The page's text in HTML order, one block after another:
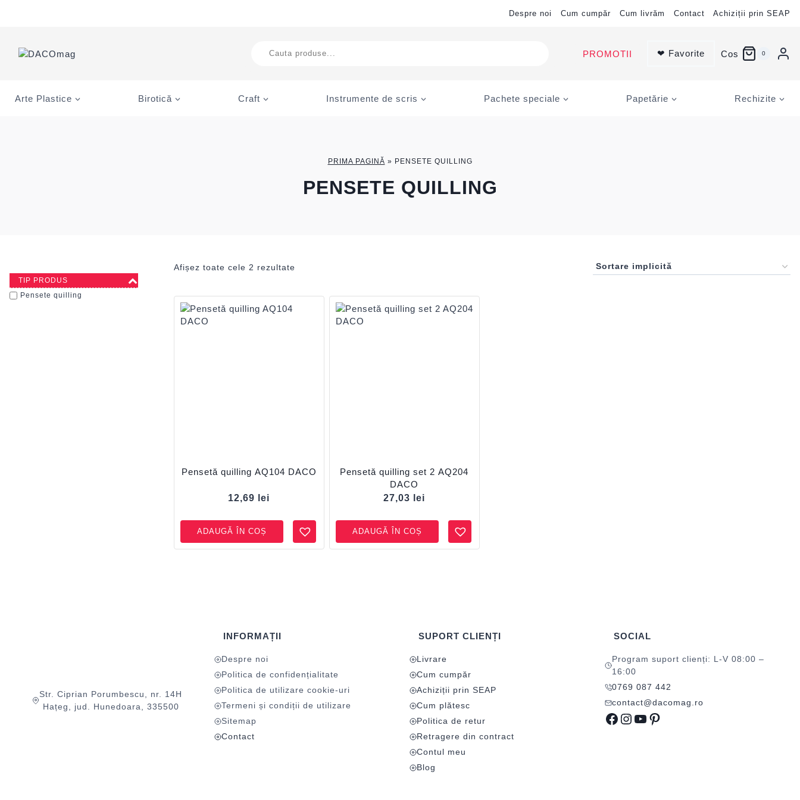
Despre noi Cum cumpăr Cum livrăm Contact Achiziții prin SEAP
search
PROMOTII ❤ Favorite Cos 0
Arte Plastice Birotică Craft Instrumente de scris Pachete speciale Papetărie Rechizite
PRIMA PAGINĂ » PENSETE QUILLING
PENSETE QUILLING
Afișez toate cele 2 rezultate
Pensetă quilling AQ104 DACO
12,69 lei
ADAUGĂ ÎN COȘ
Pensetă quilling set 2 AQ204
DACO
27,03
lei
ADAUGĂ ÎN COȘ
TIP PRODUS
Pensete quilling
Str. Ciprian Porumbescu, nr. 14H
Hațeg, jud. Hunedoara, 335500
INFORMAȚII
Despre noi
Politica de confidențialitate
Politica de utilizare cookie-uri
Termeni și condiții de utilizare
Sitemap
Contact
SUPORT CLIENȚI
Livrare
Cum cumpăr
Achiziții prin SEAP
Cum plătesc
Politica de retur
Retragere din contract
Contul meu
Blog
SOCIAL
Program suport clienți: L-V 08:00 –
16:00
0769 087 442
contact@dacomag.ro
Facebook
Instagram
YouTube
Pinterest